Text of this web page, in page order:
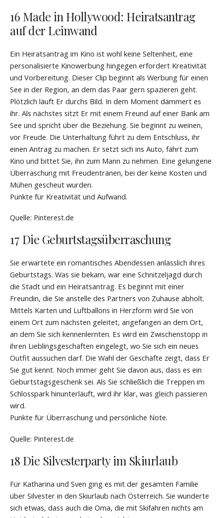
16 Made in Hollywood: Heiratsantrag
auf der Leinwand
Ein Heiratsantrag im Kino ist wohl keine Seltenheit, eine
personalisierte Kinowerbung hingegen erfordert Kreativität
und Vorbereitung. Dieser Clip beginnt als Werbung für einen
See in der Region, an dem das Paar gern spazieren geht.
Plötzlich läuft Er durchs Bild. In dem Moment dämmert es
ihr. Als nächstes sitzt Er mit einem Freund auf einer Bank am
See und spricht über die Beziehung. Sie beginnt zu weinen,
vor Freude. Die Unterhaltung führt zu dem Entschluss, ihr
einen Antrag zu machen. Er setzt sich ins Auto, fährt zum
Kino und bittet Sie, ihn zum Mann zu nehmen. Eine gelungene
Überraschung mit Freudentränen, bei der keine Kosten und
Mühen gescheut wurden.
Punkte für Kreativität und Aufwand.
Quelle: Pinterest.de
17 Die Geburtstagsüberraschung
Sie erwartete ein romantisches Abendessen anlässlich ihres
Geburtstags. Was sie bekam, war eine Schnitzeljagd durch
die Stadt und ein Heiratsantrag. Es beginnt mit einer
Freundin, die Sie anstelle des Partners von Zuhause abholt.
Mittels Karten und Luftballons in Herzform wird Sie von
einem Ort zum nächsten geleitet, angefangen an dem Ort,
an dem Sie sich kennenlernten. Es wird ein Zwischenstopp in
ihren Lieblingsgeschäften eingelegt, wo Sie sich ein neues
Outfit aussuchen darf. Die Wahl der Geschäfte zeigt, dass Er
Sie gut kennt. Noch immer geht Sie davon aus, dass es ein
Geburtstagsgeschenk sei. Als Sie schließlich die Treppen im
Schlosspark hinunterläuft, wird ihr klar, was gleich passieren
wird.
Punkte für Überraschung und persönliche Note.
Quelle: Pinterest.de
18 Die Silvesterparty im Skiurlaub
Für Katharina und Sven ging es mit der gesamten Familie
über Silvester in den Skiurlaub nach Österreich. Sie wunderte
sich etwas, dass auch die Oma, die mit Skifahren nichts am